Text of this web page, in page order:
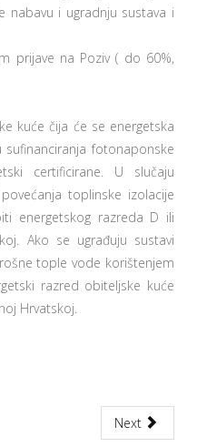
nabavu i ugradnju sustava i
prijave na Poziv ( do 60%,
kuće čija će se energetska
fotonaponske
certificirane. U slučaju
toplinske izolacije
energetskog razreda D ili
Ako se ugrađuju sustavi
tople vode korištenjem
razred obiteljske kuće
Hrvatskoj.
Next